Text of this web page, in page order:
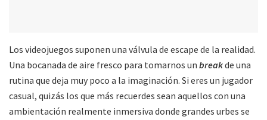
Los videojuegos suponen una válvula de escape de la realidad.
Una bocanada de aire fresco para tomarnos un breakde una
rutina que deja muy poco a la imaginación. Si eres un jugador
casual, quizás los que más recuerdes sean aquellos con una
ambientación realmente inmersiva donde grandes urbes se